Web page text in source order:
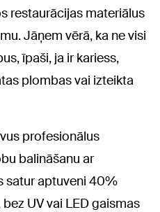
restaurācijas materiālus
Jāņem vērā, ka ne visi
īpaši, ja ir kariess,
plombas vai izteikta
profesionālus
balināšanu ar
satur aptuveni 40%
UV vai LED gaismas